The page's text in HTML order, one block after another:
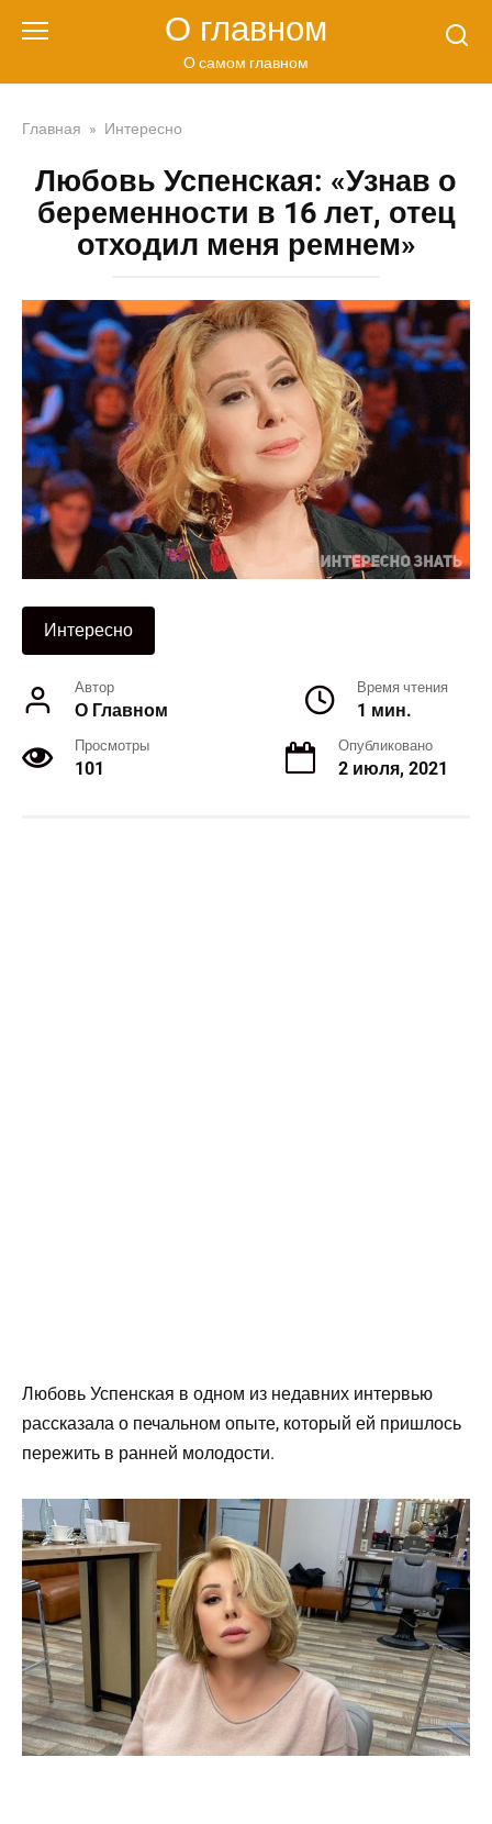
О главном
О самом главном
Главная » Интересно
Любовь Успенская: «Узнав о
беременности в 16 лет, отец
отходил меня ремнем»
Интересно
Автор
О Главном
Время чтения
1 мин.
Просмотры
101
Опубликовано
2 июля, 2021
Любовь Успенская в одном из недавних интервью
рассказала о печальном опыте, который ей пришлось
пережить в ранней молодости.